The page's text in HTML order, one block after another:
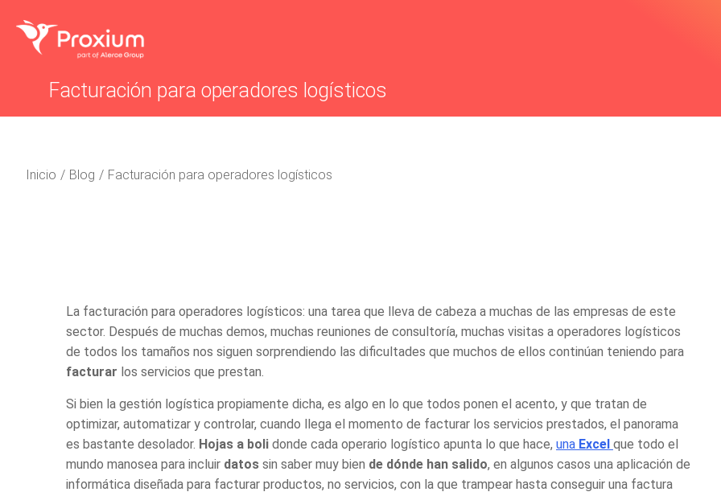
Facturación para operadores logísticos
Estás aquí:
Inicio Blog Facturación para operadores logísticos
La facturación para operadores logísticos: una tarea que lleva de cabeza a muchas de las empresas de este
sector. Después de muchas demos, muchas reuniones de consultoría, muchas visitas a operadores logísticos
de todos los tamaños nos siguen sorprendiendo las dificultades que muchos de ellos continúan teniendo para
facturar los servicios que prestan.
Si bien la gestión logística propiamente dicha, es algo en lo que todos ponen el acento, y que tratan de
optimizar, automatizar y controlar, cuando llega el momento de facturar los servicios prestados, el panorama
es bastante desolador. Hojas a boli donde cada operario logístico apunta lo que hace, una Excel que todo el
mundo manosea para incluir datos sin saber muy bien de dónde han salido, en algunos casos una aplicación de
informática diseñada para facturar productos, no servicios, con la que trampear hasta conseguir una factura